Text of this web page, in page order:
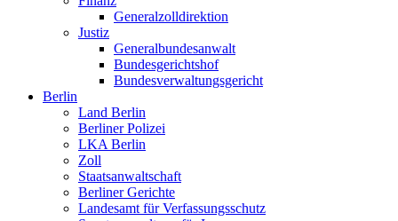
Generalzolldirektion
Justiz
Generalbundesanwalt
Bundesgerichtshof
Bundesverwaltungsgericht
Berlin
Land Berlin
Berliner Polizei
LKA Berlin
Zoll
Staatsanwaltschaft
Berliner Gerichte
Landesamt für Verfassungsschutz